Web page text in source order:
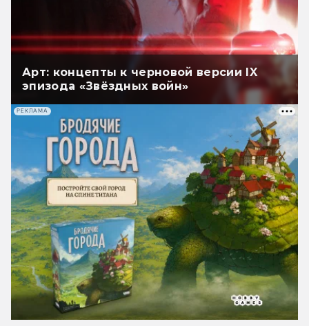
Арт: концепты к черновой версии IX
эпизода «Звёздных войн»
РЕКЛАМА